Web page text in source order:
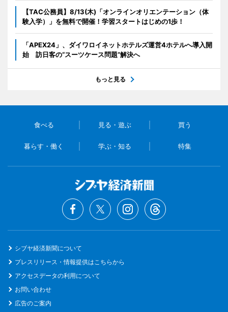
【TAC公務員】8/13(木)「オンラインオリエンテーション（体
験入学）」を無料で開催！学習スタートはじめの1歩！
「APEX24」、ダイワロイネットホテルズ運営4ホテルへ導入開
始 訪日客の“スーツケース問題”解決へ
もっと見る
食べる 見る・遊ぶ 買う
暮らす・働く 学ぶ・知る 特集
シブヤ経済新聞について
プレスリリース・情報提供はこちらから
アクセスデータの利用について
お問い合わせ
広告のご案内